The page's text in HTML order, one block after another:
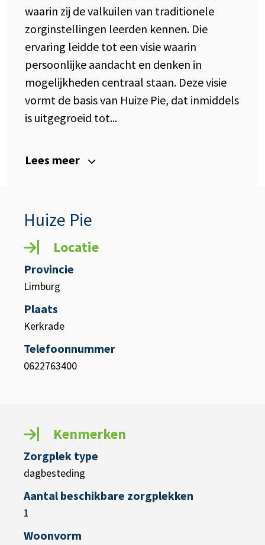
waarin zij de valkuilen van traditionele
zorginstellingen leerden kennen. Die
ervaring leidde tot een visie waarin
persoonlijke aandacht en denken in
mogelijkheden centraal staan. Deze visie
vormt de basis van Huize Pie, dat inmiddels
is uitgegroeid tot...
Lees meer
Huize Pie
Locatie
Provincie
Limburg
Plaats
Kerkrade
Telefoonnummer
0622763400
Kenmerken
Zorgplek type
dagbesteding
Aantal beschikbare zorgplekken
1
Woonvorm